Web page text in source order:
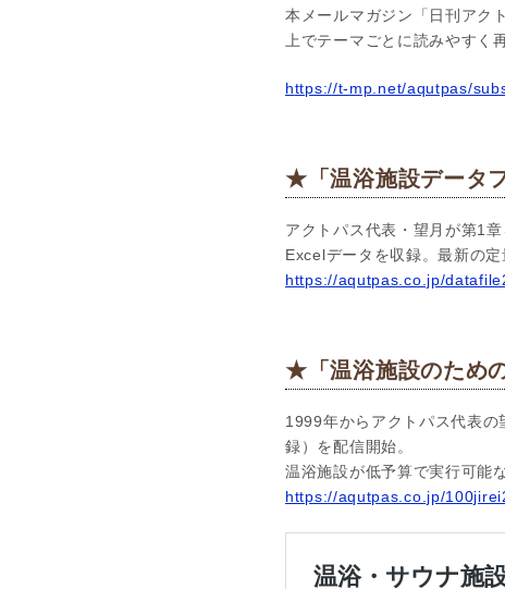
本メールマガジン「日刊アク
上でテーマごとに読みやすく
https://t-mp.net/aqutpas/
★「温浴施設データ
アクトパス代表・望月が第1
Excelデータを収録。最新の定
https://aqutpas.co.jp/
★「温浴施設のため
1999年からアクトパス代表
録）を配信開始。
温浴施設が低予算で実行可能
https://aqutpas.co.jp/